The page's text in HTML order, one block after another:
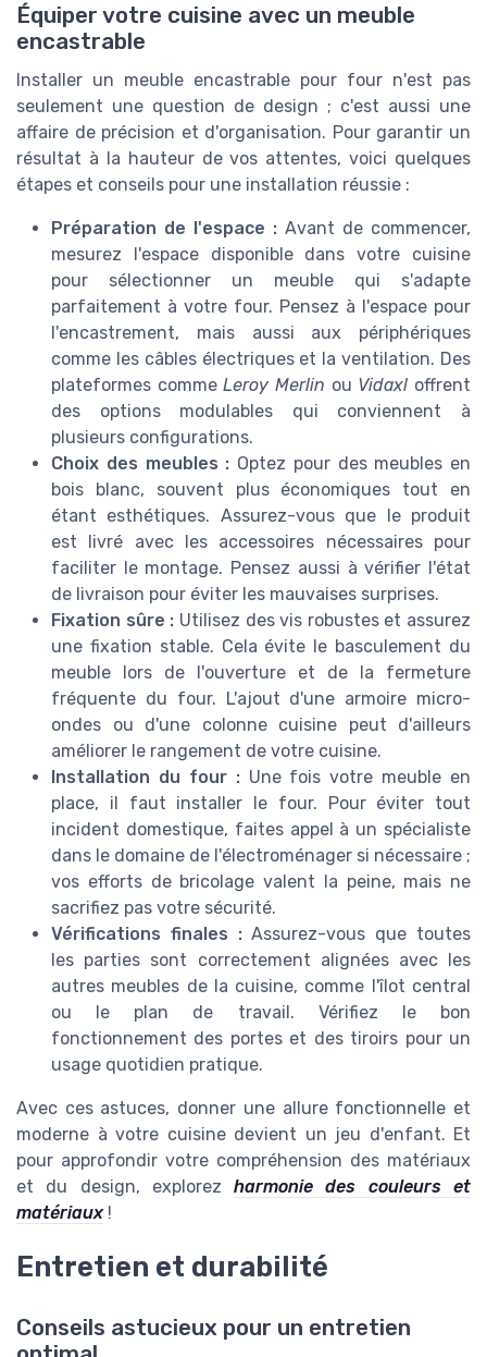
Équiper votre cuisine avec un meuble
encastrable
Installer un meuble encastrable pour four n'est pas
seulement une question de design ; c'est aussi une
affaire de précision et d'organisation. Pour garantir un
résultat à la hauteur de vos attentes, voici quelques
étapes et conseils pour une installation réussie :
Préparation de l'espace : Avant de commencer,
mesurez l'espace disponible dans votre cuisine
pour sélectionner un meuble qui s'adapte
parfaitement à votre four. Pensez à l'espace pour
l'encastrement, mais aussi aux périphériques
comme les câbles électriques et la ventilation. Des
plateformes commeLeroy Merlin ou Vidaxl offrent
des options modulables qui conviennent à
plusieurs configurations.
Choix des meubles : Optez pour des meubles en
bois blanc, souvent plus économiques tout en
étant esthétiques. Assurez-vous que le produit
est livré avec les accessoires nécessaires pour
faciliter le montage. Pensez aussi à vérifier l'état
de livraison pour éviter les mauvaises surprises.
Fixation sûre : Utilisez des vis robustes et assurez
une fixation stable. Cela évite le basculement du
meuble lors de l'ouverture et de la fermeture
fréquente du four. L'ajout d'une armoire micro-
ondes ou d'une colonne cuisine peut d'ailleurs
améliorer le rangement de votre cuisine.
Installation du four :Une fois votre meuble en
place, il faut installer le four. Pour éviter tout
incident domestique, faites appel à un spécialiste
dans le domaine de l'électroménager si nécessaire ;
vos efforts de bricolage valent la peine, mais ne
sacrifiez pas votre sécurité.
Vérifications finales :Assurez-vous que toutes
les parties sont correctement alignées avec les
autres meubles de la cuisine, comme l'îlot central
ou le plan de travail. Vérifiez le bon
fonctionnement des portes et des tiroirs pour un
usage quotidien pratique.
Avec ces astuces, donner une allure fonctionnelle et
moderne à votre cuisine devient un jeu d'enfant. Et
pour approfondir votre compréhension des matériaux
et du design, explorezharmonie des couleurs et
matériaux!
Entretien et durabilité
Conseils astucieux pour un entretien